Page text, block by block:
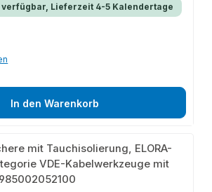
verfügbar, Lieferzeit 4-5 Kalendertage
In den Warenkorb